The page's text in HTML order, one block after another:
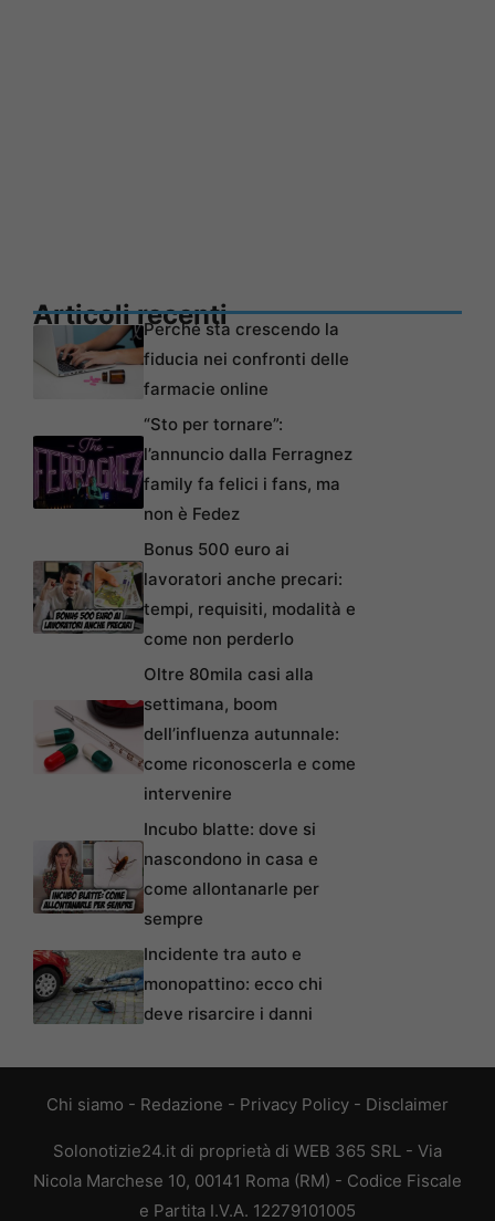
Articoli recentiPerché sta crescendo la
fiducia nei confronti delle
farmacie online
“Sto per tornare”:
l’annuncio dalla Ferragnez
family fa felici i fans, ma
non è Fedez
Bonus 500 euro ai
lavoratori anche precari:
tempi, requisiti, modalità e
come non perderlo
Oltre 80mila casi alla
settimana, boom
dell’influenza autunnale:
come riconoscerla e come
intervenire
Incubo blatte: dove si
nascondono in casa e
come allontanarle per
sempre
Incidente tra auto e
monopattino: ecco chi
deve risarcire i danni
Chi siamo - Redazione - Privacy Policy - Disclaimer
Solonotizie24.it di proprietà di WEB 365 SRL - Via
Nicola Marchese 10, 00141 Roma (RM) - Codice Fiscale
e Partita I.V.A. 12279101005